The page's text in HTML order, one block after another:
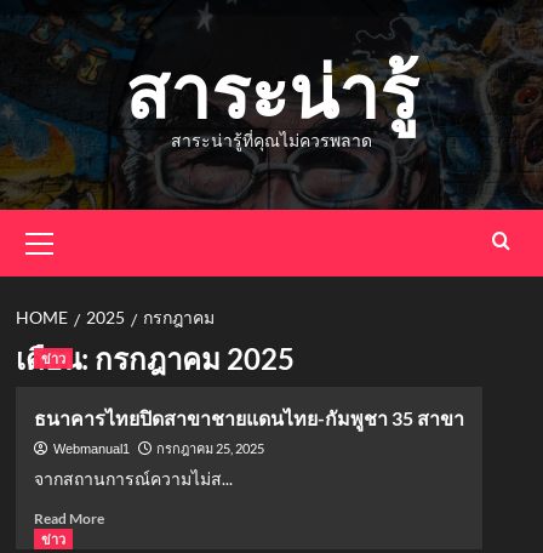
Skip
สาระน่ารู้
สาระน่ารู้ที่คุณไม่ควรพลาด
Menu
HOME 2025 กรกฎาคม
เดือน: กรกฎาคม 2025
ข่าว
ธนาคารไทยปิดสาขาชายแดนไทย-กัมพูชา 35 สาขา
Webmanual1 กรกฎาคม 25, 2025
จากสถานการณ์ความไม่ส...
Read MoreRead
ข่าว